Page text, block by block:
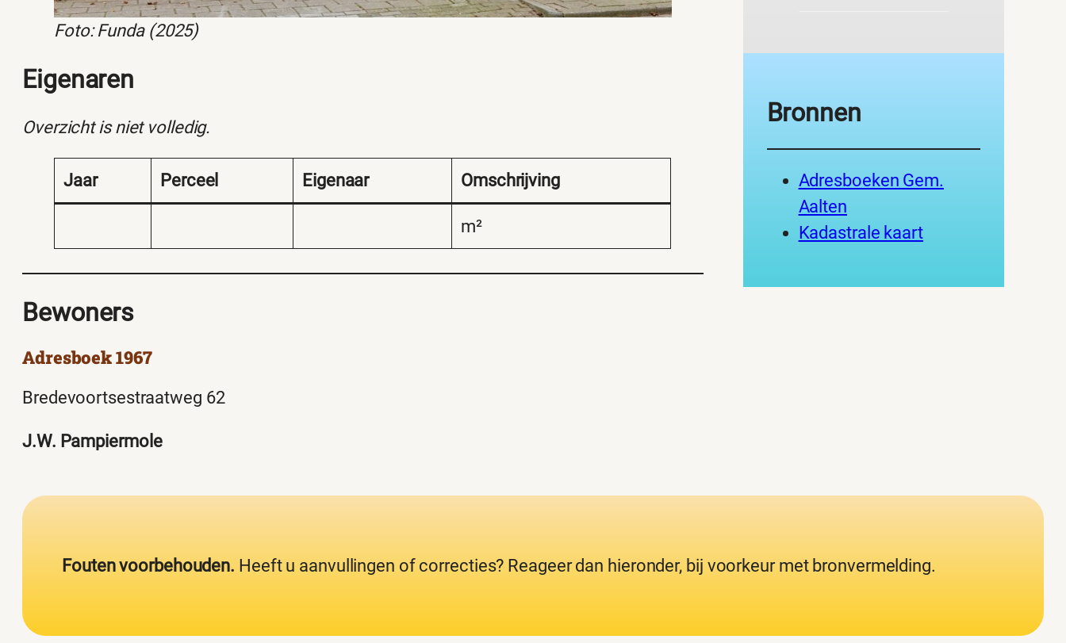
Foto: Funda (2025)
Eigenaren
Overzicht is niet volledig.
Jaar Perceel Eigenaar Omschrijving
m²
Bewoners
Adresboek 1967
Bredevoortsestraatweg 62
J.W. Pampiermole
Bronnen
Adresboeken Gem.
Aalten
Kadastrale kaart
Fouten voorbehouden. Heeft u aanvullingen of correcties? Reageer dan hieronder, bij voorkeur met bronvermelding.